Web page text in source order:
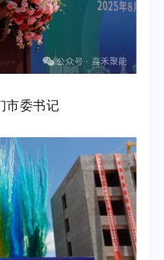
市委书记